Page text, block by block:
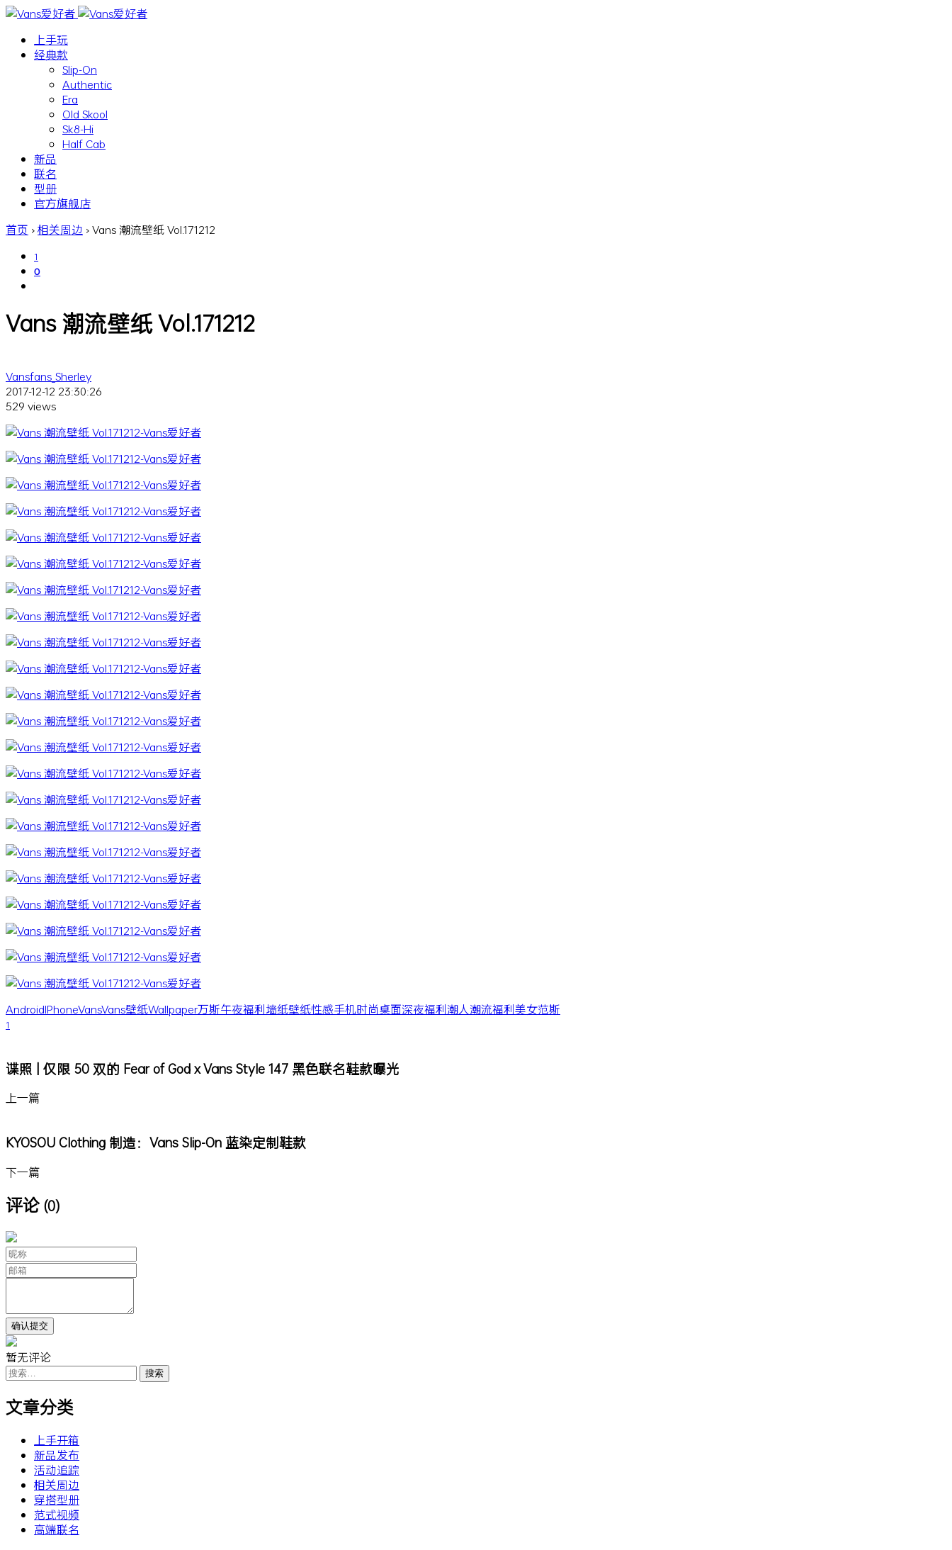
上手玩
经典款
Slip-On
Authentic
Era
Old Skool
Sk8-Hi
Half Cab
新品
联名
型册
官方旗舰店
首页 ›相关周边 ›Vans 潮流壁纸 Vol.171212
1
0
Vans 潮流壁纸 Vol.171212
Vansfans_Sherley
2017-12-12 23:30:26
529 views
AndroidIPhoneVansVans壁纸Wallpaper万斯午夜福利墙纸壁纸性感手机时尚桌面深夜福利潮人潮流福利美女范斯
1
谍照 | 仅限 50 双的 Fear of God x Vans Style 147 黑色联名鞋款曝光
上一篇
KYOSOU Clothing 制造：Vans Slip-On 蓝染定制鞋款
下一篇
评论 (0)
暂无评论
搜
索：
文章分类
上手开箱
新品发布
活动追踪
相关周边
穿搭型册
范式视频
高端联名